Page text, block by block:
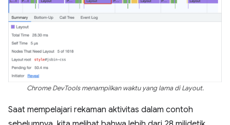
Chrome DevTools menampilkan waktu yang lama di Layout.
Saat mempelajari rekaman aktivitas dalam contoh